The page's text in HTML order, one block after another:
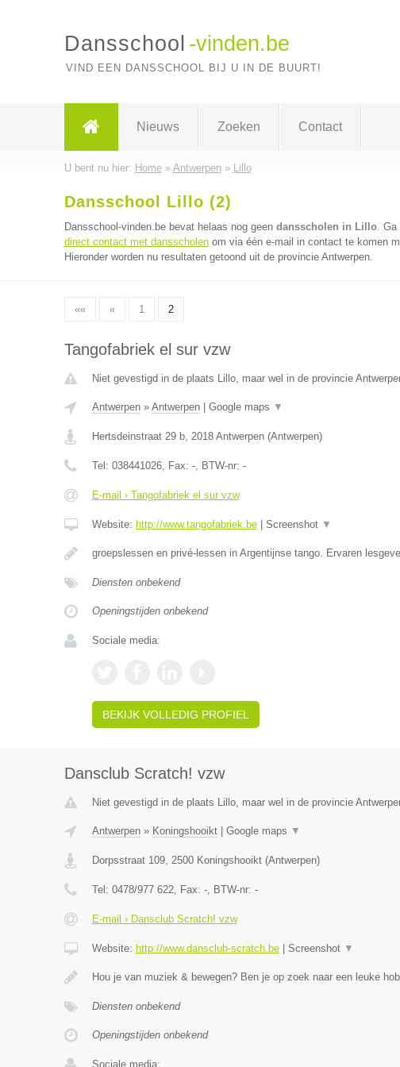
Dansschool -vinden.be
VIND EEN DANSSCHOOL BIJ U IN DE BUURT!
Nieuws Zoeken Contact
U bent nu hier: Home» Antwerpen» Lillo
Dansschool Lillo (2)
Dansschool-vinden.be bevat helaas nog geen dansscholen in Lillo. Ga
direct contact met dansscholenom via één e-mail in contact te komen
Hieronder worden nu resultaten getoond uit de provincie Antwerpen.
«« « 1 2
Tangofabriek el sur vzw
Niet gevestigd in de plaats Lillo, maar wel in de provincie
Antwerpen» Antwerpen| Google maps ▼
Hertsdeinstraat 29 b, 2018 Antwerpen(Antwerpen)
Tel: 038441026, Fax: -, BTW-nr: -
E-mail › Tangofabriek el sur vzw
Website: http://www.tangofabriek.be| Screenshot ▼
groepslessen en privé-lessen in Argentijnse tango. Ervaren
Diensten onbekend
Openingstijden onbekend
Sociale media:
BEKIJK VOLLEDIG PROFIEL
Dansclub Scratch! vzw
Niet gevestigd in de plaats Lillo, maar wel in de provincie
Antwerpen» Koningshooikt| Google maps ▼
Dorpsstraat 109, 2500 Koningshooikt(Antwerpen)
Tel: 0478/977 622, Fax: -, BTW-nr: -
E-mail › Dansclub Scratch! vzw
Website: http://www.dansclub-scratch.be| Screenshot ▼
Hou je van muziek & bewegen? Ben je op zoek naar een leuke
Diensten onbekend
Openingstijden onbekend
Sociale media: